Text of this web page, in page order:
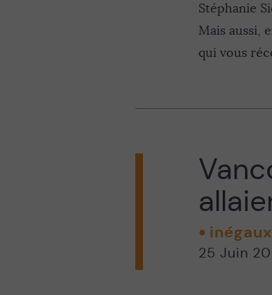
Stéphanie
Mais aussi,
qui vous
inégaux
25 Juin